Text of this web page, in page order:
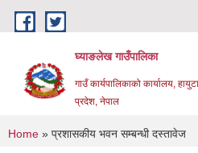
Skip to main content
घ्याङलेख गाउँपालिका
गाउँ कार्यपालिकाको कार्यालय,
प्रदेश, नेपाल
You are here
Home » प्रशासकीय भवन सम्बन्धी दस्तावेज